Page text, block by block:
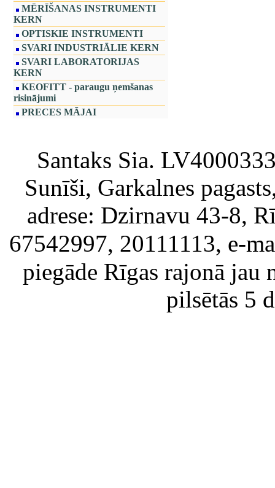
MĒRĪŠANAS INSTRUMENTI
KERN
OPTISKIE INSTRUMENTI
SVARI INDUSTRIĀLIE KERN
SVARI LABORATORIJAS
KERN
KEOFITT - paraugu ņemšanas
risinājumi
PRECES MĀJAI
Santaks Sia.
Sunīši, Garkalnes
adrese: Dzirnavu 43-8,
67542997, 20111113, e-
piegāde Rīgas rajonā jau
pilsētās 5